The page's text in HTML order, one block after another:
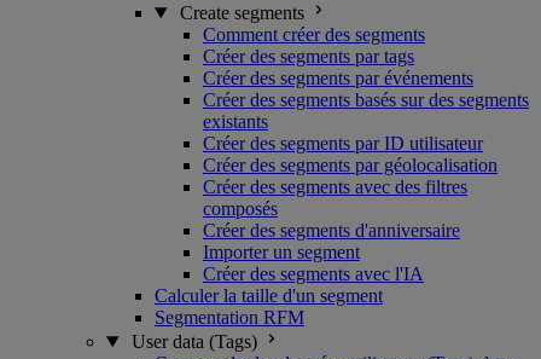
Create segments
Comment créer des segments
Créer des segments par tags
Créer des segments par événements
Créer des segments basés sur des segments
existants
Créer des segments par ID utilisateur
Créer des segments par géolocalisation
Créer des segments avec des filtres
composés
Créer des segments d'anniversaire
Importer un segment
Créer des segments avec l'IA
Calculer la taille d'un segment
Segmentation RFM
User data (Tags)